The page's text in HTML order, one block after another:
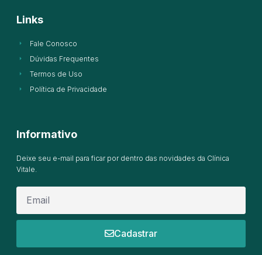
Links
Fale Conosco
Dúvidas Frequentes
Termos de Uso
Política de Privacidade
Informativo
Deixe seu e-mail para ficar por dentro das novidades da Clínica
Vitale.
Cadastrar